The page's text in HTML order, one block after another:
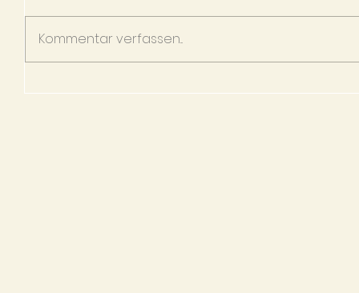
Kommentar verfassen...